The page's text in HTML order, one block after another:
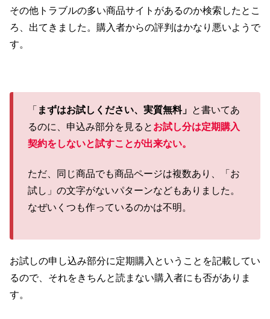
その他トラブルの多い商品サイトがあるのか検索したとこ
ろ、出てきました。購入者からの評判はかなり悪いようで
す。
「 まずはお試しください、実質無料」 と書いてあ
るのに、申込み部分を見ると お試し分は定期購入
契約をしないと試すことが出来ない。
ただ、同じ商品でも商品ページは複数あり、「お
試し」の文字がないパターンなどもありました。
なぜいくつも作っているのかは不明。
お試しの申し込み部分に定期購入ということを記載してい
るので、それをきちんと読まない購入者にも否がありま
す。